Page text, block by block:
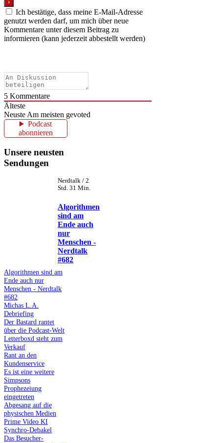
Ich bestätige, dass meine E-Mail-Adresse
genutzt werden darf, um mich über neue
Kommentare unter diesem Beitrag zu
informieren (kann jederzeit abbestellt werden)
5 Kommentare
Älteste
Neuste Am meisten gevoted
Podcast
abonnieren
Unsere neusten
Sendungen
Nerdtalk / 2
Std. 31 Min.
Algorithmen
sind am
Ende auch
nur
Menschen -
Nerdtalk
#682
Algorithmen sind am
Ende auch nur
Menschen - Nerdtalk
#682
Michas L.A.
Debriefing
Der Bastard rantet
über die Podcast-Welt
Letterboxd steht zum
Verkauf
Rant an den
Kundenservice
Es ist eine weitere
Simpsons
Prophezeiung
eingetreten
Abgesang auf die
physischen Medien
Prime Video KI
Synchro-Debakel
Das Besucher-